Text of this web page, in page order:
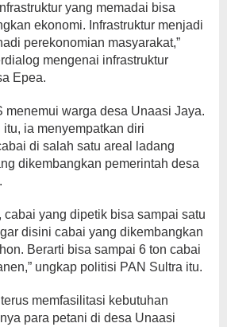
yang memadai bisa
ekonomi. Infrastruktur menjadi
perekonomian masyarakat,”
mengenai infrastruktur
Epea.
menemui warga desa Unaasi Jaya.
ia menyempatkan diri
di salah satu areal ladang
dikembangkan pemerintah desa
cabai yang dipetik bisa sampai satu
disini cabai yang dikembangkan
Berarti bisa sampai 6 ton cabai
ungkap politisi PAN Sultra itu.
memfasilitasi kebutuhan
para petani di desa Unaasi